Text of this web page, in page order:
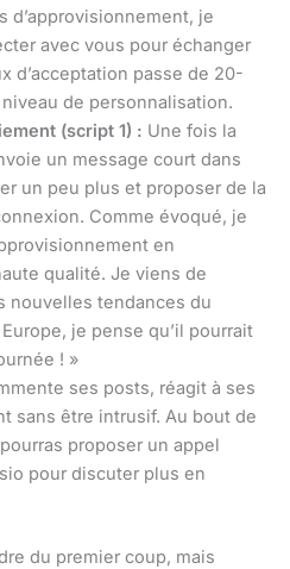
d’approvisionnement, je
avec vous pour échanger
d’acceptation passe de 20-
de personnalisation.
(script 1) : Une fois la
un message court dans
un peu plus et proposer de la
Comme évoqué, je
en
qualité. Je viens de
nouvelles tendances du
je pense qu’il pourrait
! »
ses posts, réagit à ses
sans être intrusif. Au bout de
proposer un appel
pour discuter plus en
du premier coup, mais